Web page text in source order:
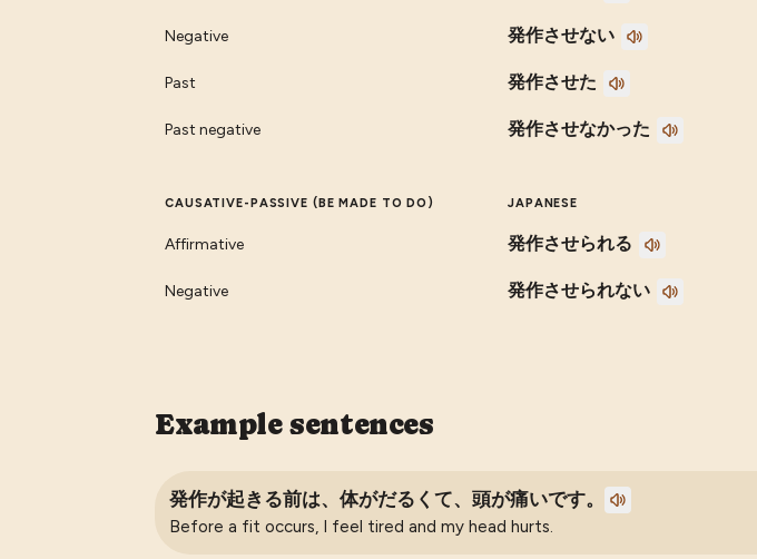
Negative 発作させない
Past 発作させた
Past negative 発作させなかった
CAUSATIVE-PASSIVE (BE MADE TO DO) JAPANESE
Affirmative 発作させられる
Negative 発作させられない
Example sentences
発作が起きる前は、体がだるくて、頭が痛いです。
Before a fit occurs, I feel tired and my head hurts.